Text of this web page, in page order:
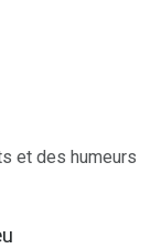
et des humeurs